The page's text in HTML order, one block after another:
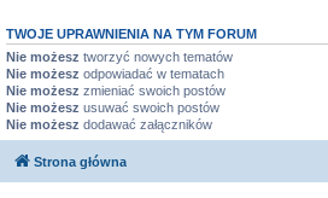
TWOJE UPRAWNIENIA NA TYM FORUM
Nie możesz tworzyć nowych tematów
Nie możesz odpowiadać w tematach
Nie możesz zmieniać swoich postów
Nie możesz usuwać swoich postów
Nie możesz dodawać załączników
Strona główna